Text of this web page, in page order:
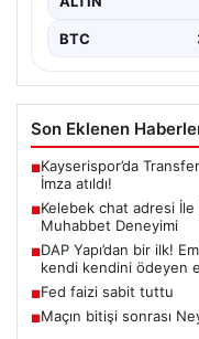
BTC
Son Eklenen
■Kayserispor’da
İmza atıldı!
■Kelebek chat adresi
Muhabbet Deneyimi
■DAP Yapı’dan bir ilk!
kendi kendini ödeyen
■Fed faizi sabit tuttu
■Maçın bitişi sonrası